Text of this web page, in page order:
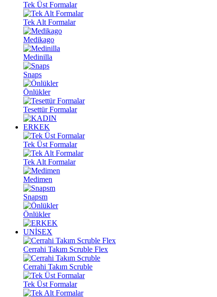
Tek Üst Formalar
Tek Alt Formalar
Medikago
Medinilla
Snaps
Önlükler
Tesettür Formalar
ERKEK
Tek Üst Formalar
Tek Alt Formalar
Medimen
Snapsm
Önlükler
UNİSEX
Cerrahi Takım Scruble Flex
Cerrahi Takım Scruble
Tek Üst Formalar